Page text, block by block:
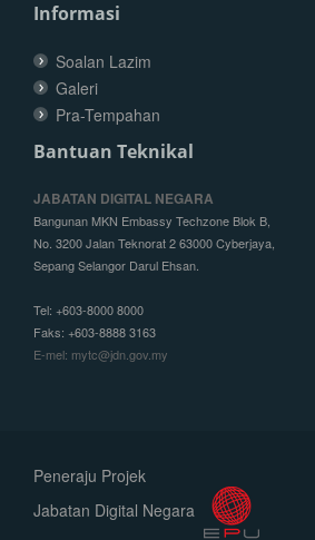
Informasi
Soalan Lazim
Galeri
Pra-Tempahan
Bantuan Teknikal
JABATAN DIGITAL NEGARA
Bangunan MKN Embassy Techzone Blok B,
No. 3200 Jalan Teknorat 2 63000 Cyberjaya,
Sepang Selangor Darul Ehsan.
Tel: +603-8000 8000
Faks: +603-8888 3163
E-mel: mytc@jdn.gov.my
Peneraju Projek
Jabatan Digital Negara